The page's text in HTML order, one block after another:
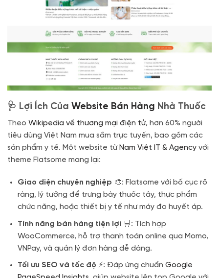
🩺 Lợi Ích Của Website Bán Hàng Nhà Thuốc
Theo Wikipedia về thương mại điện tử, hơn 60% người
tiêu dùng Việt Nam mua sắm trực tuyến, bao gồm các
sản phẩm y tế. Một website từ Nam Việt IT & Agency với
theme Flatsome mang lại:
Giao diện chuyên nghiệp 🎨: Flatsome với bố cục rõ
ràng, lý tưởng để trưng bày thuốc tây, thực phẩm
chức năng, hoặc thiết bị y tế như máy đo huyết áp.
Tính năng bán hàng tiện lợi 🛒: Tích hợp
WooCommerce, hỗ trợ thanh toán online qua Momo,
VNPay, và quản lý đơn hàng dễ dàng.
Tối ưu SEO và tốc độ ⚡: Đáp ứng chuẩn Google